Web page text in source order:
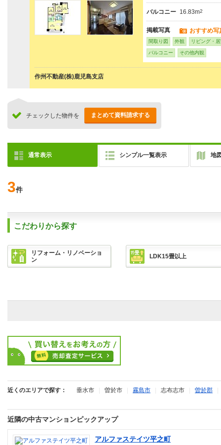
バルコニー 16.83m2
掲載写真 おすすめ写
間取り図 外観 リビング・
バルコニー その他内観
作州不動産(株)鹿児島支店
チェックした物件を まとめて資料請求する
通常表示 シンプル一覧表示 地
3件
こだわりから探す
リフォーム・リノベーショ
ン
LDK15畳以上
近くのエリアで探す： 垂水市 曽於市 霧島市 志布志市 曽於郡
近隣の中古マンションピックアップ
アルファステイツ平之町